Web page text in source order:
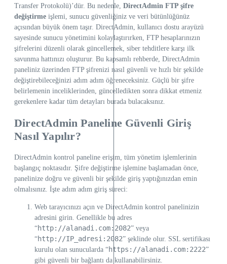
Transfer Protokolü)’dür. Bu nedenle, DirectAdmin FTP şifre
değiştirme işlemi, sunucu güvenliğiniz ve veri bütünlüğünüz
açısından büyük önem taşır. DirectAdmin, kullanıcı dostu arayüzü
sayesinde sunucu yönetimini kolaylaştırırken, FTP hesaplarınızın
şifrelerini düzenli olarak güncellemek, siber tehditlere karşı ilk
savunma hattınızı oluşturur. Bu kapsamlı rehberde, DirectAdmin
paneliniz üzerinden FTP şifrenizi nasıl güvenli ve hızlı bir şekilde
değiştirebileceğinizi adım adım öğreneceksiniz. Güçlü bir şifre
belirlemenin inceliklerinden, güncelledikten sonra dikkat etmeniz
gerekenlere kadar tüm detayları burada bulacaksınız.
DirectAdmin Paneline Güvenli Giriş
Nasıl Yapılır?
DirectAdmin kontrol paneline erişim, tüm yönetim işlemlerinin
başlangıç noktasıdır. Şifre değiştirme işlemine başlamadan önce,
panelinize doğru ve güvenli bir şekilde giriş yaptığınızdan emin
olmalısınız. İşte adım adım giriş süreci:
Web tarayıcınızı açın ve DirectAdmin kontrol panelinizin
adresini girin. Genellikle bu adres
“http://alanadi.com:2082” veya
“http://IP_adresi:2082” şeklinde olur. SSL sertifikası
kurulu olan sunucularda “https://alanadi.com:2222”
gibi güvenli bir bağlantı da kullanabilirsiniz.